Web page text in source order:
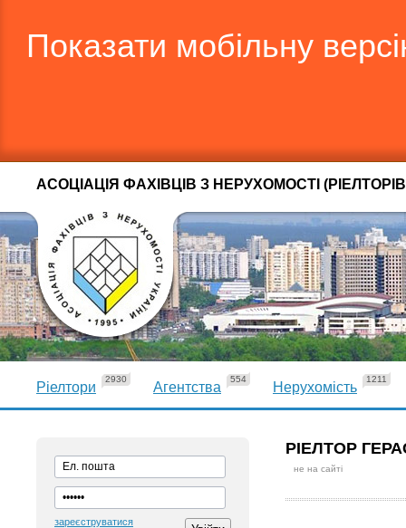
Показати мобільну
АСОЦІАЦІЯ ФАХІВЦІВ З НЕРУХОМОСТІ
Ріелтори
2930
Агентства
554
Нерухомість
1211
зареєструватися
РІЕЛТОР
не на сайті